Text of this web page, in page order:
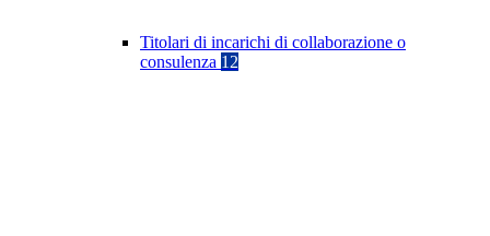
Titolari di incarichi di collaborazione o
consulenza 12